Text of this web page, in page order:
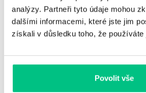
analýzy. Partneři tyto údaje mohou
dalšími informacemi, které jste jim
získali v důsledku toho, že používáte
Povolit vše